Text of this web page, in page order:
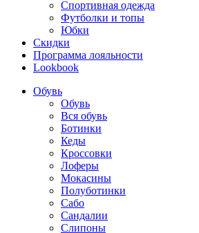
Спортивная одежда
Футболки и топы
Юбки
Скидки
Программа лояльности
Lookbook
Обувь
Обувь
Вся обувь
Ботинки
Кеды
Кроссовки
Лоферы
Мокасины
Полуботинки
Сабо
Сандалии
Слипоны